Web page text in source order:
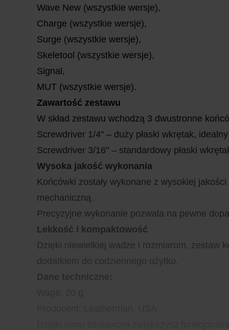
Wave New (wszystkie wersje),
Charge (wszystkie wersje),
Surge (wszystkie wersje),
Skeletool (wszystkie wersje),
Signal,
MUT (wszystkie wersje).
Zawartość zestawu
W skład zestawu wchodzą 3 dwustronne
Screwdriver 1/4" – duży płaski wkrętak,
Screwdriver 3/16" – standardowy płaski
Wysoka jakość wykonania
Końcówki zostały wykonane z wysokiej
mechaniczną.
Precyzyjne wykonanie pozwala na pewne
Lekkość i kompaktowość
Dzięki niewielkiej wadze i rozmiarom, zestaw
dodatkiem do codziennego użytku.